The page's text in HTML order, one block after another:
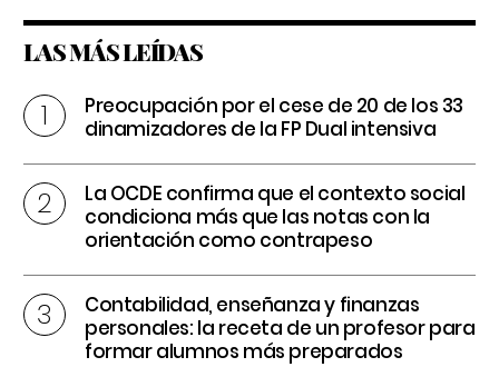
LAS MÁS LEÍDAS
Preocupación por el cese de 20 de los 33
dinamizadores de la FP Dual intensiva
La OCDE confirma que el contexto social
condiciona más que las notas con la
orientación como contrapeso
Contabilidad, enseñanza y finanzas
personales: la receta de un profesor para
formar alumnos más preparados